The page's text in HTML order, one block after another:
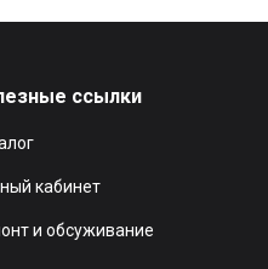
ссылки
кабинет
и обсуживание